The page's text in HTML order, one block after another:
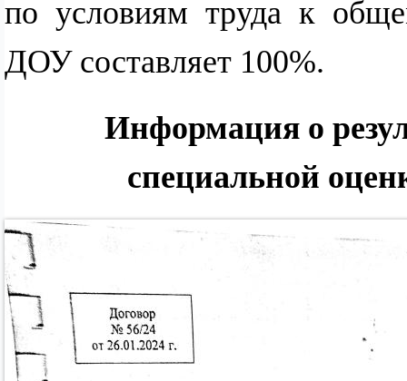
по условиям труда к
ДОУ составляет 100%.
Информация о
специальной